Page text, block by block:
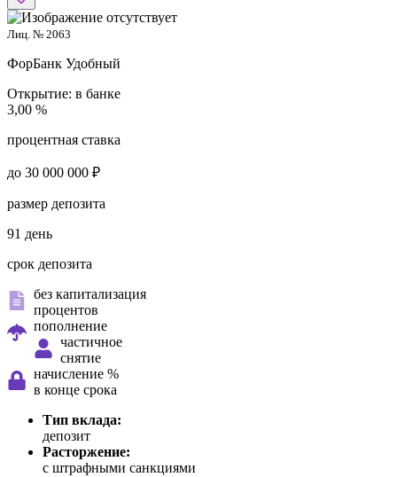
Лиц. № 2063
ФорБанк Удобный
Открытие: в банке
3,00 %
процентная ставка
до 30 000 000 ₽
размер депозита
91 день
срок депозита
без капитализация
процентов
пополнение
частичное
снятие
начисление %
в конце срока
Тип вклада:
депозит
Расторжение:
с штрафными санкциями